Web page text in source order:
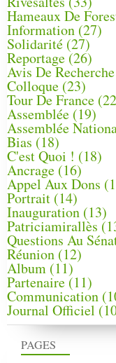
PAGES
Hameaux De
Information (27)
Solidarité (27)
Reportage(26)
Avis De Recherche
Colloque (23)
Tour De France
Assemblée (19)
Assemblée
Bias (18)
C'est Quoi ! (18)
Ancrage (16)
Appel Aux Dons
Portrait (14)
Inauguration (13)
Patriciamirallès
Questions Au
Réunion (12)
Album (11)
Partenaire(11)
Communication
Journal Officiel